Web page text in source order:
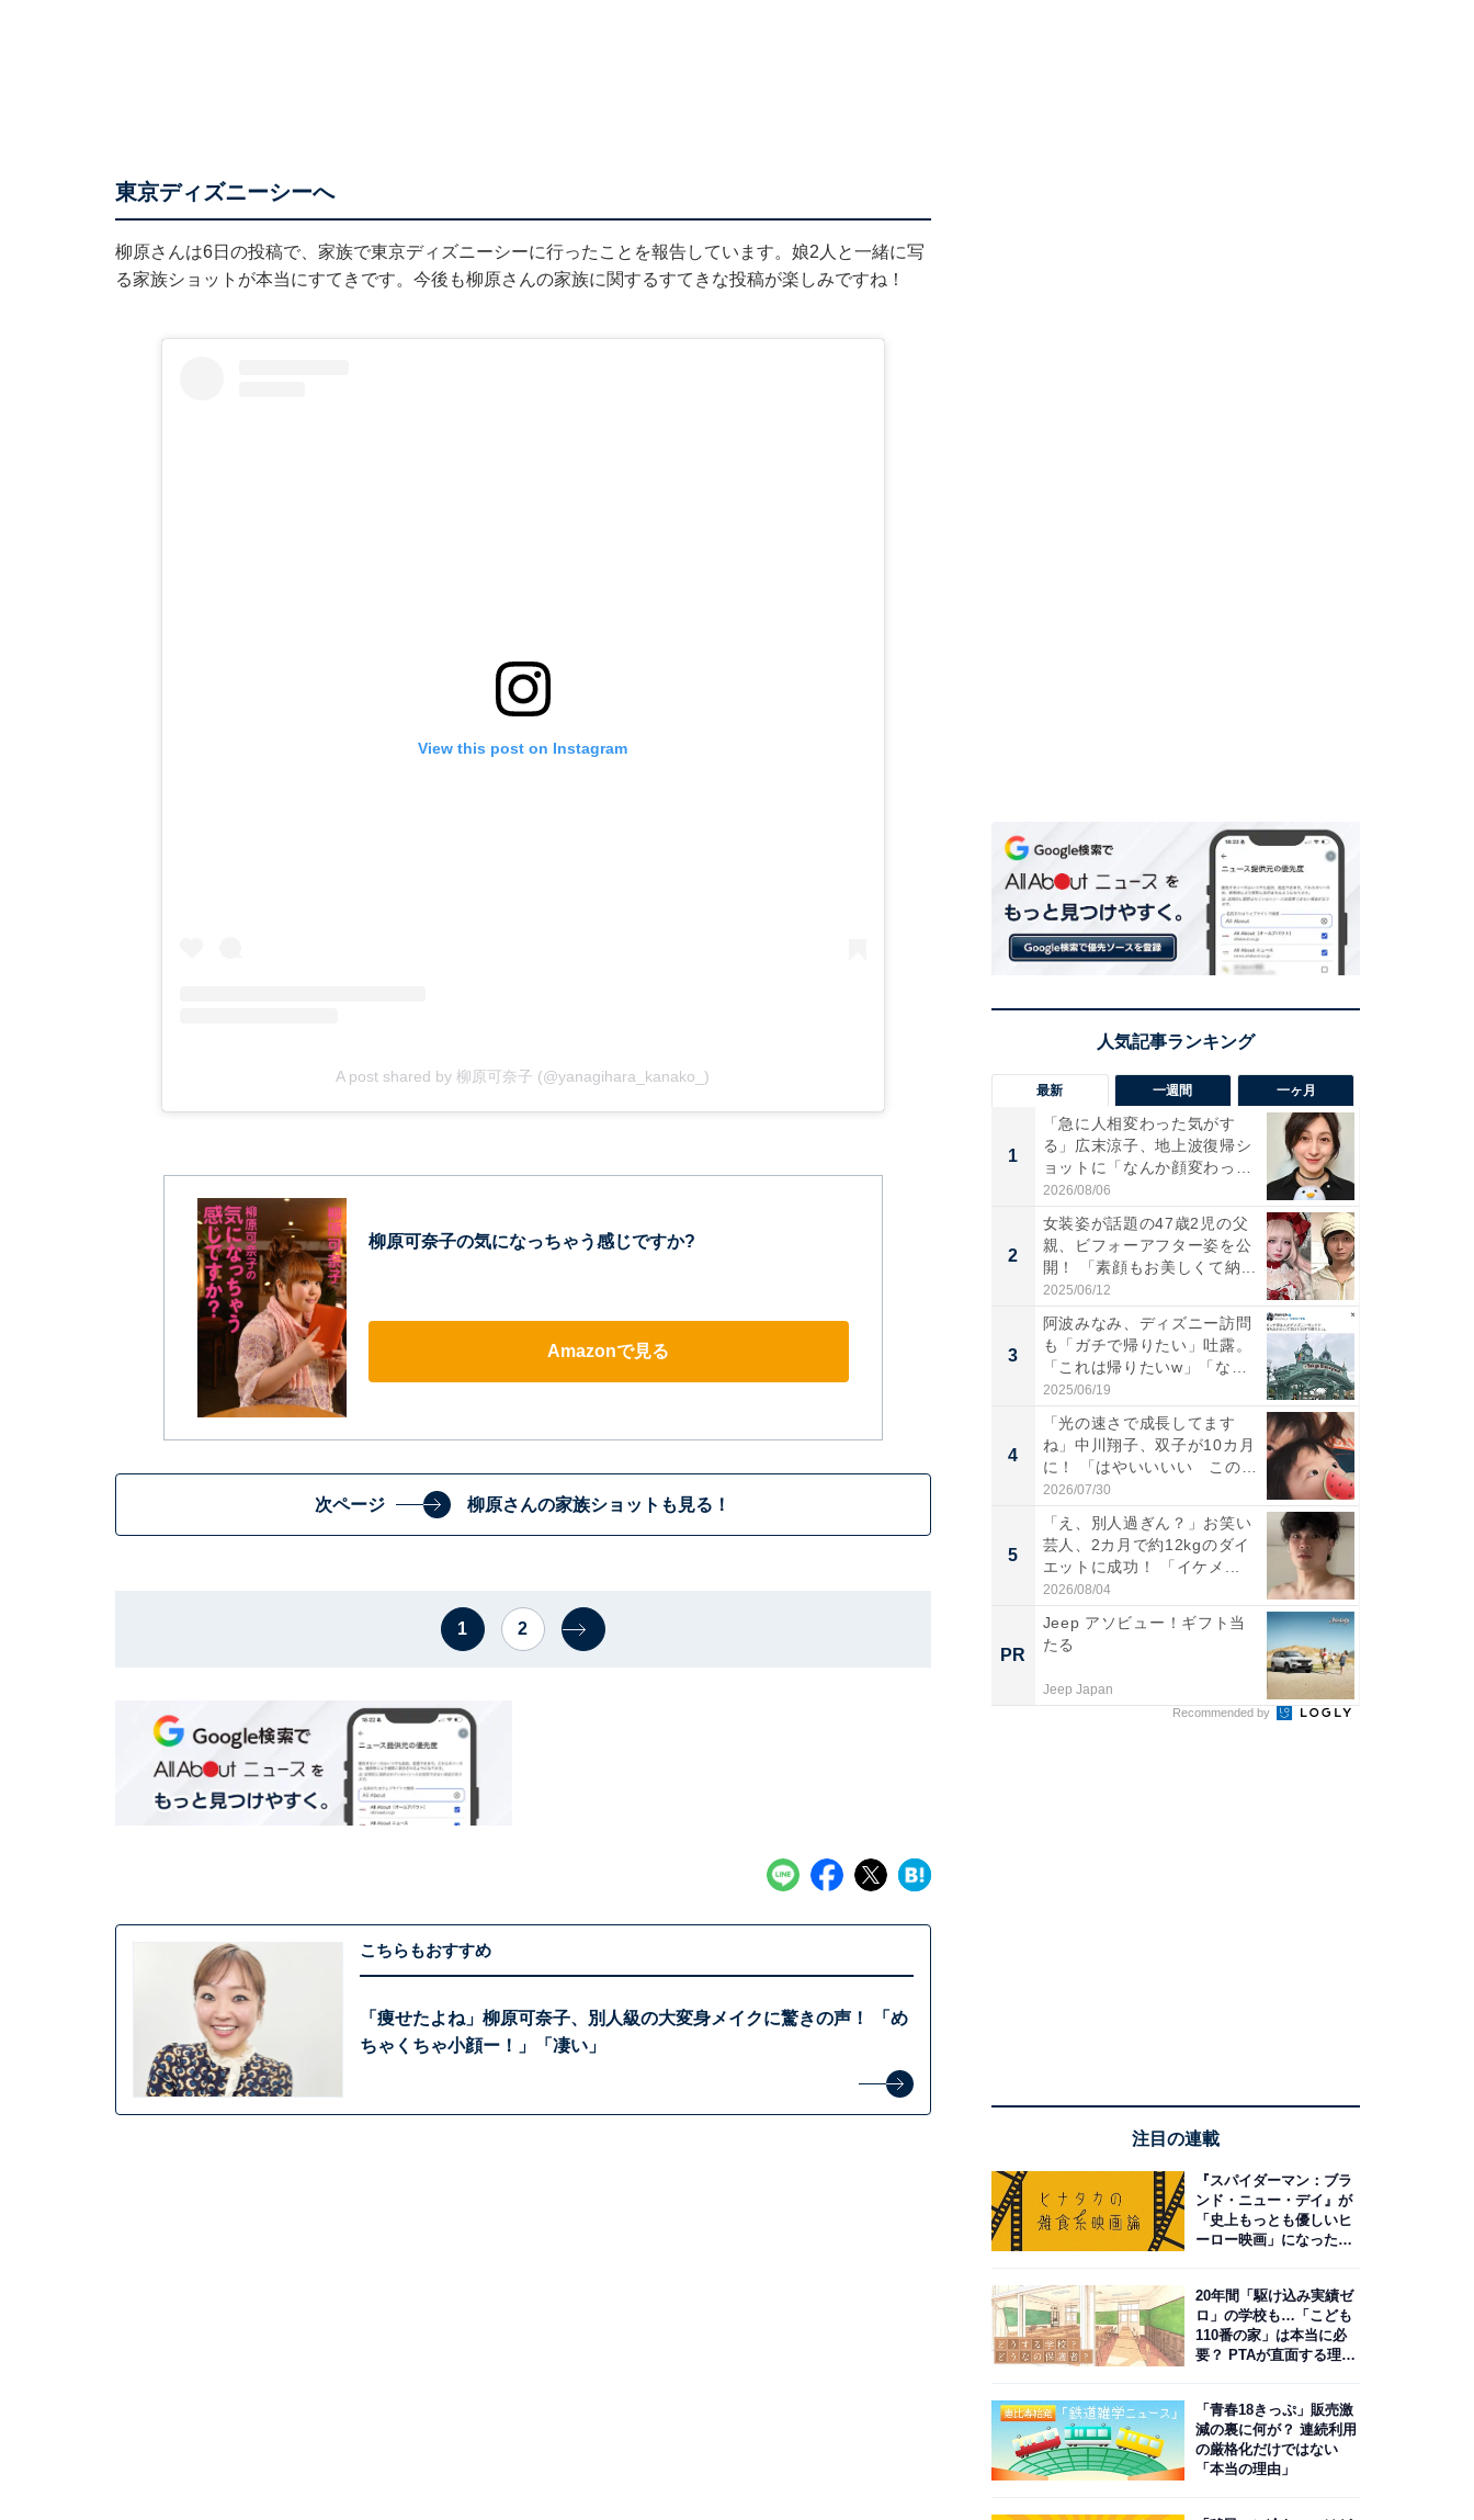
東京ディズニーシーへ
柳原さんは6日の投稿で、家族で東京ディズニーシーに行ったことを報告しています。娘2人と一緒に写
る家族ショットが本当にすてきです。今後も柳原さんの家族に関するすてきな投稿が楽しみですね！
View this post on Instagram
A post shared by 柳原可奈子 (@yanagihara_kanako_)
柳原可奈子の気になっちゃう感じですか?
Amazonで見る
次ページ 柳原さんの家族ショットも見る！
1 2
こちらもおすすめ
「痩せたよね」柳原可奈子、別人級の大変身メイクに驚きの声！ 「め
ちゃくちゃ小顔ー！」「凄い」
最新 一週間 一ヶ月
1
「急に人相変わった気がす
る」広末涼子、地上波復帰シ
ョットに「なんか顔変わっ
た」の...
2026/08/06
2
女装姿が話題の47歳2児の父
親、ビフォーアフター姿を公
開！ 「素顔もお美しくて納...
2025/06/12
3
阿波みなみ、ディズニー訪問
も「ガチで帰りたい」吐露。
「これは帰りたいw」「なん
ち...
2025/06/19
4
「光の速さで成長してます
ね」中川翔子、双子が10カ月
に！ 「はやいいいい この
前...
2026/07/30
5
「え、別人過ぎん？」お笑い
芸人、2カ月で約12kgのダイ
エットに成功！ 「イケメ...
2026/08/04
PR
Jeep アソビュー！ギフト当
たる
Jeep Japan
Recommended by
注目の連載
『スパイダーマン：ブラ
ンド・ニュー・デイ』が
「史上もっとも優しいヒ
ーロー映画」になった理
20年間「駆け込み実績ゼ
ロ」の学校も…「こども
110番の家」は本当に必
要？ PTAが直面する理想
「青春18きっぷ」販売激
減の裏に何が？ 連続利用
の厳格化だけではない
「本当の理由」